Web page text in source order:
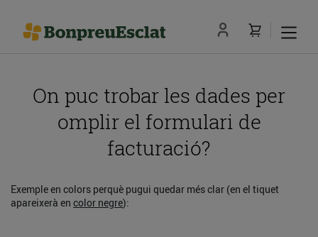
On puc trobar les dades per
omplir el formulari de
facturació?
Exemple en colors perquè pugui quedar més clar (en el tiquet
apareixerà en color negre):